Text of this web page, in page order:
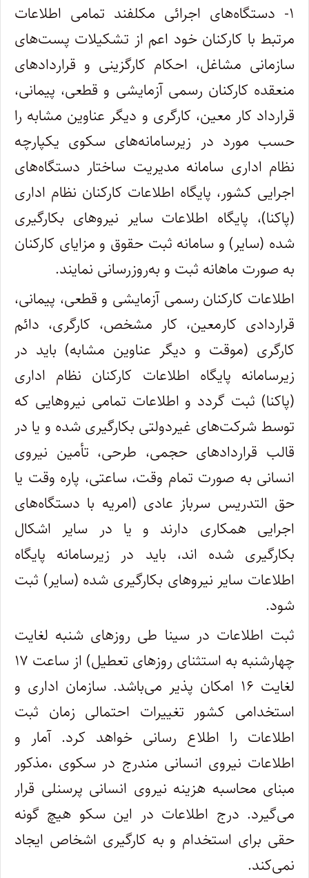
۱- دستگاه‌های اجرائی مکلفند تمامی اطلاعات
مرتبط با کارکنان خود اعم از تشکیلات پست‌های
سازمانی مشاغل، احکام کارگزینی و قراردادهای
منعقده کارکنان رسمی آزمایشی و قطعی، پیمانی،
قرارداد کار معین، کارگری و دیگر عناوین مشابه را
حسب مورد در زیرسامانه‌‌های سکوی یکپارچه
نظام اداری سامانه مدیریت ساختار دستگاه‌های
اجرایی کشور، پایگاه اطلاعات کارکنان نظام اداری
(پاکنا)، پایگاه اطلاعات سایر نیروهای بکارگیری
شده (سایر) و سامانه ثبت حقوق و مزایای کارکنان
به صورت ماهانه ثبت و به‌روزرسانی نمایند‌.
اطلاعات کارکنان رسمی آزمایشی و قطعی، پیمانی،
قراردادی کارمعین، کار مشخص، کارگری، دائم
کارگری (موقت و دیگر عناوین مشابه) باید در
زیرسامانه پایگاه اطلاعات کارکنان نظام اداری
(پاکنا) ثبت گردد و اطلاعات تمامی نیروهایی که
توسط ‌شرکت‌های غیردولتی بکارگیری شده و یا در
قالب قراردادهای حجمی، طرحی، تأمین نیروی
انسانی به صورت تمام وقت، ساعتی، پاره وقت یا
حق التدریس سرباز عادی (امریه با دستگاه‌های
اجرایی همکاری دارند و یا در سایر اشکال
بکارگیری شده اند، باید در زیرسامانه پایگاه
اطلاعات سایر نیروهای بکارگیری شده (سایر) ثبت
شود‌.
ثبت اطلاعات در سینا طی روزهای شنبه لغایت
چهارشنبه به استثنای روزهای تعطیل) از ساعت ۱۷
لغایت ۱۶ امکان پذیر می‌باشد‌. سازمان اداری و
استخدامی کشور تغییرات احتمالی زمان ثبت
اطلاعات را اطلاع رسانی خواهد کرد. آمار و
اطلاعات نیروی انسانی مندرج در سکوی ،مذکور
مبنای محاسبه هزینه نیروی انسانی پرسنلی قرار
می‌گیرد. درج اطلاعات در این سکو هیچ گونه
حقی برای استخدام و به کارگیری اشخاص ایجاد
نمی‌کند‌.